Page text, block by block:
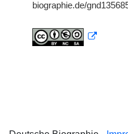
biographie.de/